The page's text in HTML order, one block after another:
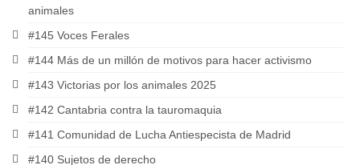
animales
#145 Voces Ferales
#144 Más de un millón de motivos para hacer activismo
#143 Victorias por los animales 2025
#142 Cantabria contra la tauromaquia
#141 Comunidad de Lucha Antiespecista de Madrid
#140 Sujetos de derecho